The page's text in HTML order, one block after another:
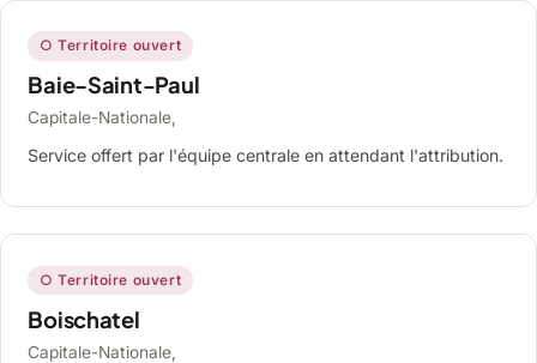
○ Territoire ouvert
Baie-Saint-Paul
Capitale-Nationale,
Service offert par l'équipe centrale en attendant l'attribution.
○ Territoire ouvert
Boischatel
Capitale-Nationale,